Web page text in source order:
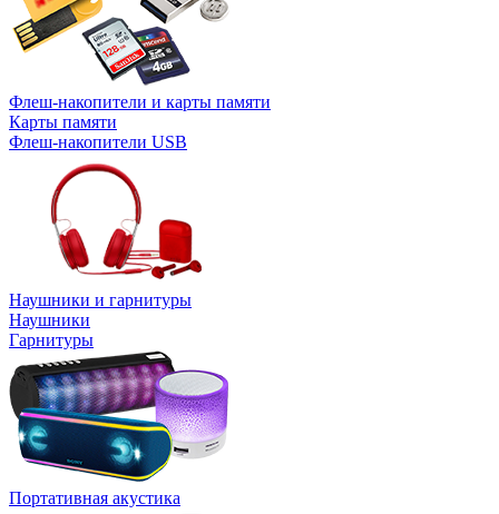
Флеш-накопители и карты памяти
Карты памяти
Флеш-накопители USB
Наушники и гарнитуры
Наушники
Гарнитуры
Портативная акустика